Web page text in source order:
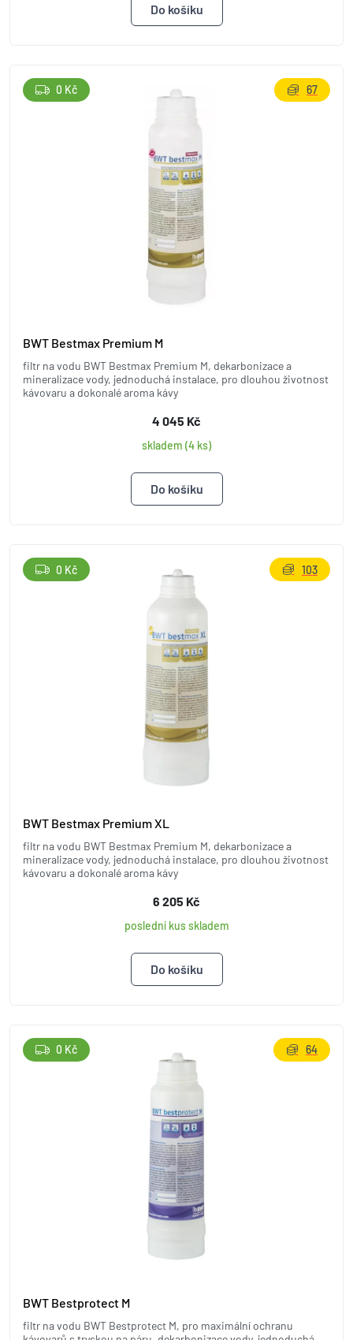
BWT Bestmax Premium M
filtr na vodu BWT Bestmax Premium M, dekarbonizace a
mineralizace vody, jednoduchá instalace, pro dlouhou životnost
kávovaru a dokonalé aroma kávy
4 045 Kč
skladem (4 ks)
0 Kč 67
BWT Bestmax Premium XL
filtr na vodu BWT Bestmax Premium M, dekarbonizace a
mineralizace vody, jednoduchá instalace, pro dlouhou životnost
kávovaru a dokonalé aroma kávy
6 205 Kč
poslední kus skladem
0 Kč 103
BWT Bestprotect M
filtr na vodu BWT Bestprotect M, pro maximální ochranu
0 Kč 64